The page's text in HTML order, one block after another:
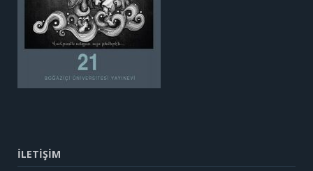
İLETİŞİM